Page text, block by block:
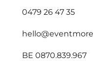
0479 26 47 35
BE 0870.839.967